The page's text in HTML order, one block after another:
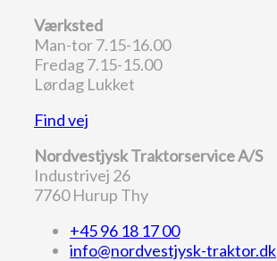
Værksted
Man-tor 7.15-16.00
Fredag 7.15-15.00
Lørdag Lukket
Find vej
Nordvestjysk Traktorservice A/S
Industrivej 26
7760 Hurup Thy
+45 96 18 17 00
info@nordvestjysk-traktor.dk